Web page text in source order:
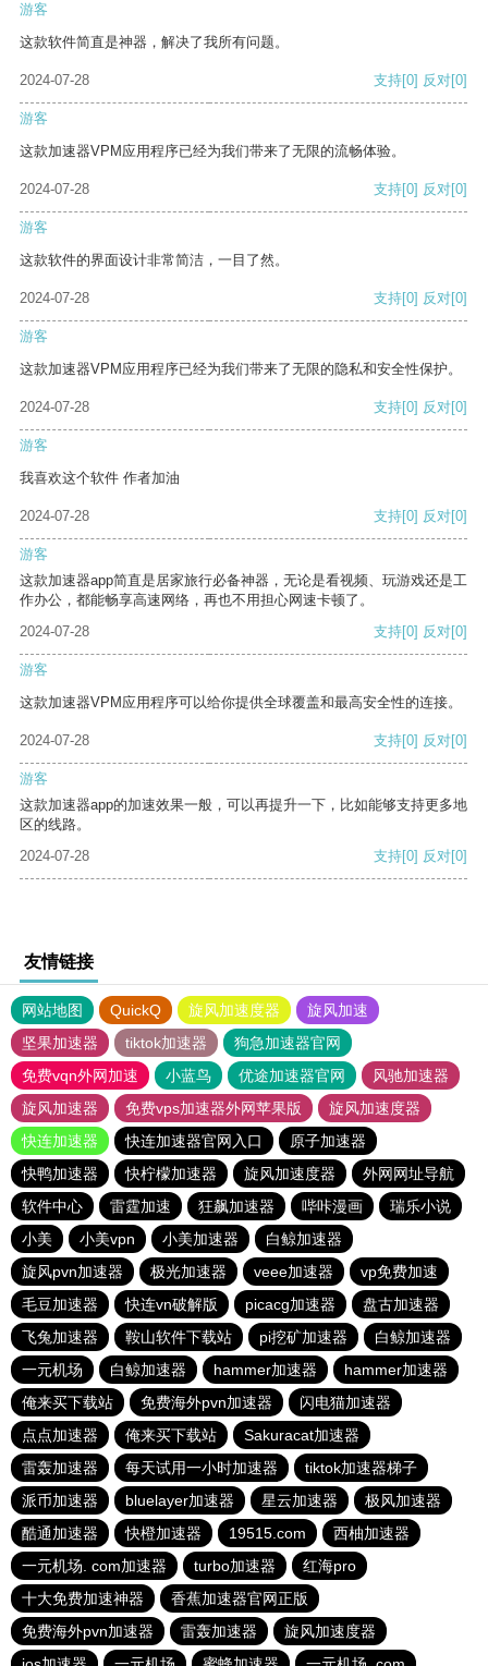
游客
这款软件简直是神器，解决了我所有问题。
2024-07-28 支持[0] 反对[0]
游客
这款加速器VPM应用程序已经为我们带来了无限的流畅体验。
2024-07-28 支持[0] 反对[0]
游客
这款软件的界面设计非常简洁，一目了然。
2024-07-28 支持[0] 反对[0]
游客
这款加速器VPM应用程序已经为我们带来了无限的隐私和安全性保护。
2024-07-28 支持[0] 反对[0]
游客
我喜欢这个软件 作者加油
2024-07-28 支持[0] 反对[0]
游客
这款加速器app简直是居家旅行必备神器，无论是看视频、玩游戏还是工
作办公，都能畅享高速网络，再也不用担心网速卡顿了。
2024-07-28
支持[0] 反对[0]
游客
这款加速器VPM应用程序可以给你提供全球覆盖和最高安全性的连接。
2024-07-28 支持[0] 反对[0]
游客
这款加速器app的加速效果一般，可以再提升一下，比如能够支持更多地
区的线路。
2024-07-28
支持[0] 反对[0]
友情链接
网站地图 QuickQ 旋风加速度器
旋风加速
坚果加速器
tiktok加速器
狗急加速器官网
免费vqn外网加速
小蓝鸟 优途加速器官网
风驰加速器
旋风加速器
免费vps加速器外网苹果版
旋风加速度器
快连加速器
快连加速器官网入口
原子加速器
快鸭加速器
快柠檬加速器 旋风加速度器
外网网址导航
软件中心
雷霆加速 狂飙加速器 哔咔漫画
瑞乐小说
小美
小美vpn 小美加速器
白鲸加速器
旋风pvn加速器
极光加速器 veee加速器
vp免费加速
毛豆加速器
快连vn破解版 picacg加速器
盘古加速器
飞兔加速器
鞍山软件下载站 pi挖矿加速器
白鲸加速器
一元机场
白鲸加速器 hammer加速器
hammer加速器
俺来买下载站
免费海外pvn加速器
闪电猫加速器
点点加速器
俺来买下载站
Sakuracat加速器
雷轰加速器
每天试用一小时加速器
tiktok加速器梯子
派币加速器
bluelayer加速器 星云加速器
极风加速器
酷通加速器
快橙加速器 19515.com
西柚加速器
一元机场. com加速器
turbo加速器
红海pro
十大免费加速神器
香蕉加速器官网正版
免费海外pvn加速器
雷轰加速器
旋风加速度器